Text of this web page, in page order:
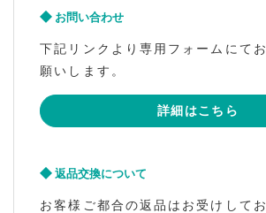
お問い合わせ
下記リンクより専用フォームにて
願いします。
詳細はこちら
返品交換について
お客様ご都合の返品はお受けして